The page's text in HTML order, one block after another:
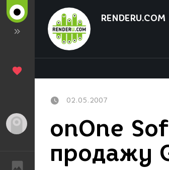
Гость
ГАЛЕРЕЯ
RENDERU.COM
02.05.2007
onOne
продажу